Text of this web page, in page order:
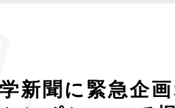
新聞に緊急企